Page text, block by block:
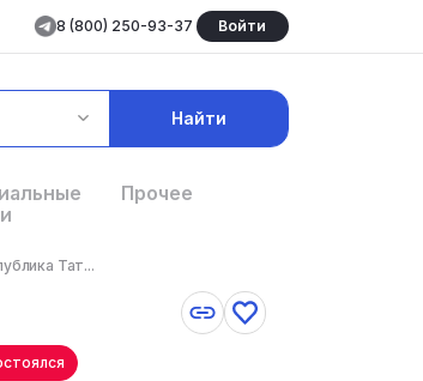
8 (800) 250-93-37 Войти
Найти
Прочее
Тат...